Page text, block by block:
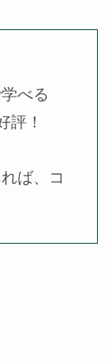
学べる
評！
ば、コ